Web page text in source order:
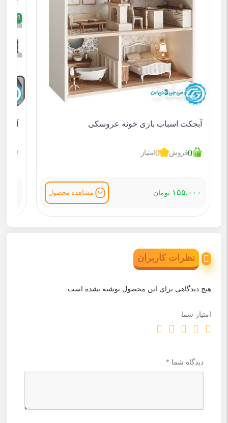
آبجکت اسباب بازی خونه عروسکی
0فروش 0 امتیاز
۱۵۵,۰۰۰ تومان مشاهده محصول
نظرات کاربران
هیچ دیدگاهی برای این محصول نوشته نشده است.
امتیاز شما
دیدگاه شما *